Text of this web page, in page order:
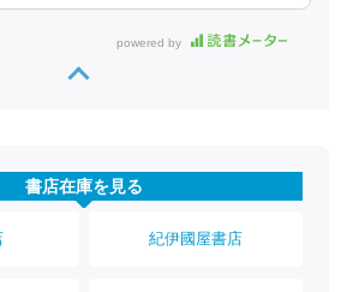
powered by
書店在庫を見る
紀伊國屋書店